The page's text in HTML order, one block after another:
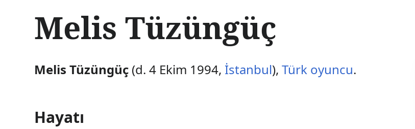
ç
r
e
a
Melis Tüzüngüç
Melis Tüzüngüç (d. 4 Ekim 1994, İstanbul),Türk oyuncu.
Hayatı